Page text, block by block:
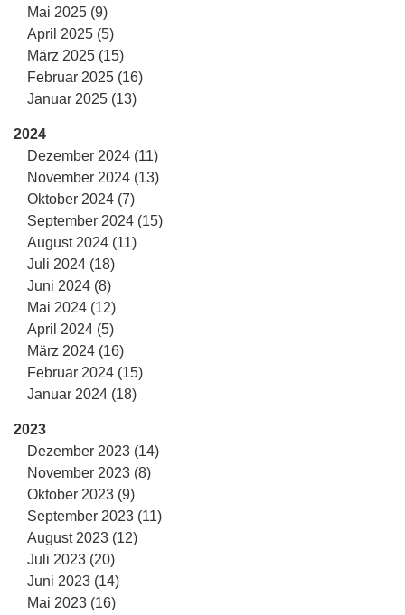
Mai 2025 (9)
April 2025 (5)
März 2025 (15)
Februar 2025 (16)
Januar 2025 (13)
2024
Dezember 2024 (11)
November 2024 (13)
Oktober 2024 (7)
September 2024 (15)
August 2024 (11)
Juli 2024 (18)
Juni 2024 (8)
Mai 2024 (12)
April 2024 (5)
März 2024 (16)
Februar 2024 (15)
Januar 2024 (18)
2023
Dezember 2023 (14)
November 2023 (8)
Oktober 2023 (9)
September 2023 (11)
August 2023 (12)
Juli 2023 (20)
Juni 2023 (14)
Mai 2023 (16)